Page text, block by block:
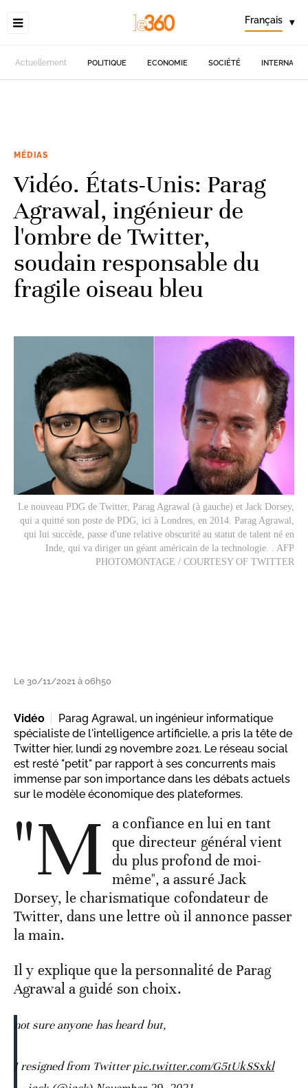
Français ▾
Actuellement POLITIQUE ECONOMIE SOCIÉTÉ
MÉDIAS
Vidéo. États-Unis: Parag
Agrawal, ingénieur de
l'ombre de Twitter,
soudain responsable du
fragile oiseau bleu
Le nouveau PDG de Twitter, Parag Agrawal (à gauche) et Jack Dorsey,
qui a quitté son poste de PDG, ici à Londres, en 2014. Parag Agrawal,
qui lui succède, passe d'une relative obscurité au statut de talent né en
Inde, qui va diriger un géant américain de la technologie. . AFP
PHOTOMONTAGE / COURTESY OF TWITTER
Le 30/11/2021 à 06h50
Vidéo
Parag Agrawal, un ingénieur informatique
spécialiste de l'intelligence artificielle, a pris la tête de
Twitter hier, lundi 29 novembre 2021. Le réseau social
est resté "petit" par rapport à ses concurrents mais
immense par son importance dans les débats actuels
sur le modèle économique des plateformes.
"M
a confiance en lui en tant
que directeur général vient
du plus profond de moi-
même", a assuré Jack
Dorsey, le charismatique cofondateur de
Twitter, dans une lettre où il annonce passer
la main.
Il y explique que la personnalité de Parag
Agrawal a guidé son choix.
not sure anyone has heard but,
I resigned from Twitterpic.twitter.com/G5tUkSSxkl